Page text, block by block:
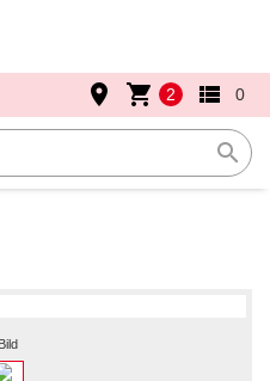
search
place shopping_cart 2 view_list 0